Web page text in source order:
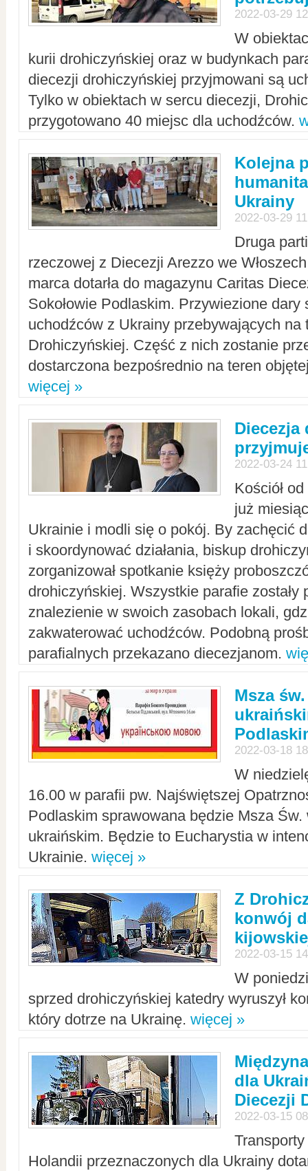
2022-03-29
W
kurii drohiczyńskiej oraz w budynkach
diecezji drohiczyńskiej przyjmowani są
Tylko w obiektach w sercu diecezji,
przygotowano 40 miejsc dla uchodźców.
Kolejna
Ukrainy
2022-03-29
Druga
rzeczowej z Diecezji Arezzo we
marca dotarła do magazynu Caritas
Sokołowie Podlaskim. Przywiezione dary
uchodźców z Ukrainy przebywających na
Drohiczyńskiej. Część z nich zostanie
dostarczona bezpośrednio na teren
więcej »
Diecezja
2022-03-24
Kościół
już
Ukrainie i modli się o pokój. By zachęcić
i skoordynować działania, biskup
zorganizował spotkanie księży
drohiczyńskiej. Wszystkie parafie zostały
znalezienie w swoich zasobach lokali,
zakwaterować uchodźców. Podobną
parafialnych przekazano diecezjanom.
Msza
2022-03-18
W
16.00 w parafii pw. Najświętszej
Podlaskim sprawowana będzie Msza Św.
ukraińskim. Będzie to Eucharystia w
Ukrainie. więcej »
Z
konwój
2022-03-15
W
sprzed drohiczyńskiej katedry wyruszył
który dotrze na Ukrainę. więcej »
dla
Diecezji
2022-03-15
Holandii przeznaczonych dla Ukrainy